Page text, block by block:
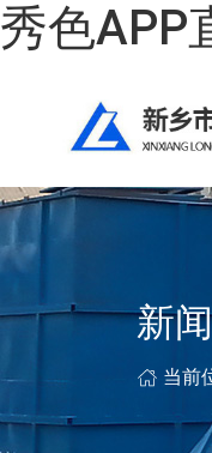
秀色APP
新
当前